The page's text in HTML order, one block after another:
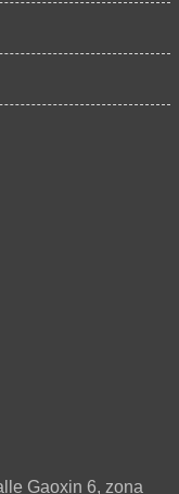
Gaoxin 6, zona